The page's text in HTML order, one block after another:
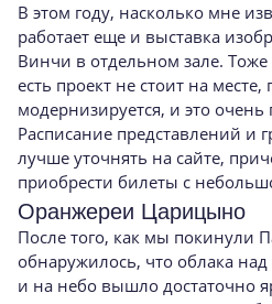
В этом году, насколько мне
работает еще и выставка
Винчи в отдельном зале.
есть проект не стоит на
модернизируется, и это очень
Расписание представлений и
лучше уточнять на сайте,
приобрести билеты с
Оранжереи Царицыно
После того, как мы покинули
обнаружилось, что облака над
и на небо вышло достаточно